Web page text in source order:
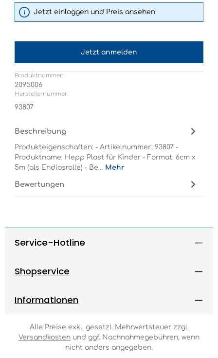
Jetzt einloggen und Preis ansehen
Jetzt anmelden
Produktnummer:
2095006
Herstellernummer:
93807
Beschreibung
Produkteigenschaften: - Artikelnummer: 93807 -
Produktname: Hepp Plast für Kinder - Format: 6cm x
5m (als Endlosrolle) - Be… Mehr
Bewertungen
Service-Hotline
Shopservice
Informationen
Alle Preise exkl. gesetzl. Mehrwertsteuer zzgl.
Versandkosten und ggf. Nachnahmegebühren, wenn
nicht anders angegeben.